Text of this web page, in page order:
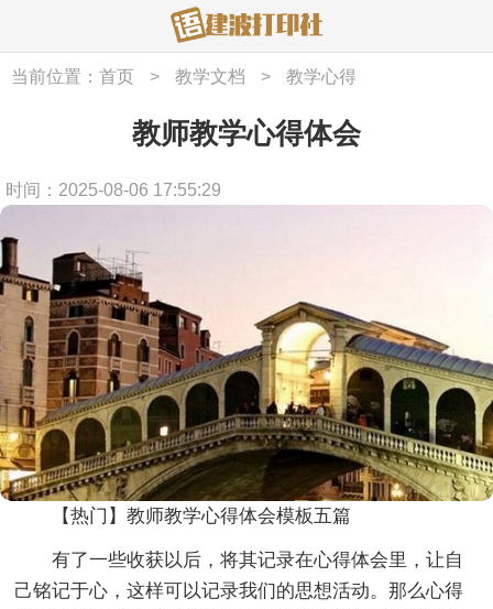
当前位置： 首页 > 教学文档 > 教学心得
教师教学心得体会
时间：2025-08-06 17:55:29
【热门】教师教学心得体会模板五篇
有了一些收获以后，将其记录在心得体会里，让自
己铭记于心，这样可以记录我们的思想活动。那么心得